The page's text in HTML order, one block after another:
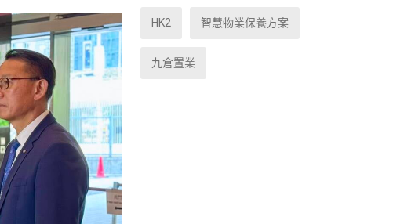
HK2 智慧物業保養方案
九倉置業